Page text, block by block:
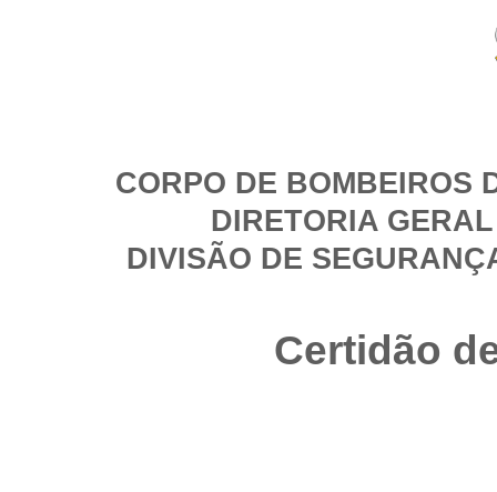
CORPO DE BOMBEIROS
DIRETORIA
DIVISÃO DE
Certidão